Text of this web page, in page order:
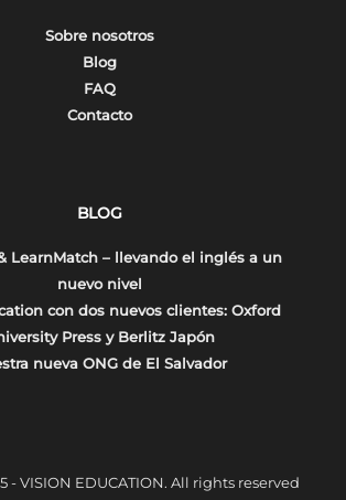
Sobre nosotros
Blog
FAQ
Contacto
BLOG
LearnMatch – llevando el inglés a un
nuevo nivel
con dos nuevos clientes: Oxford
Press y Berlitz Japón
nueva ONG de El Salvador
- VISION EDUCATION. All rights reserved